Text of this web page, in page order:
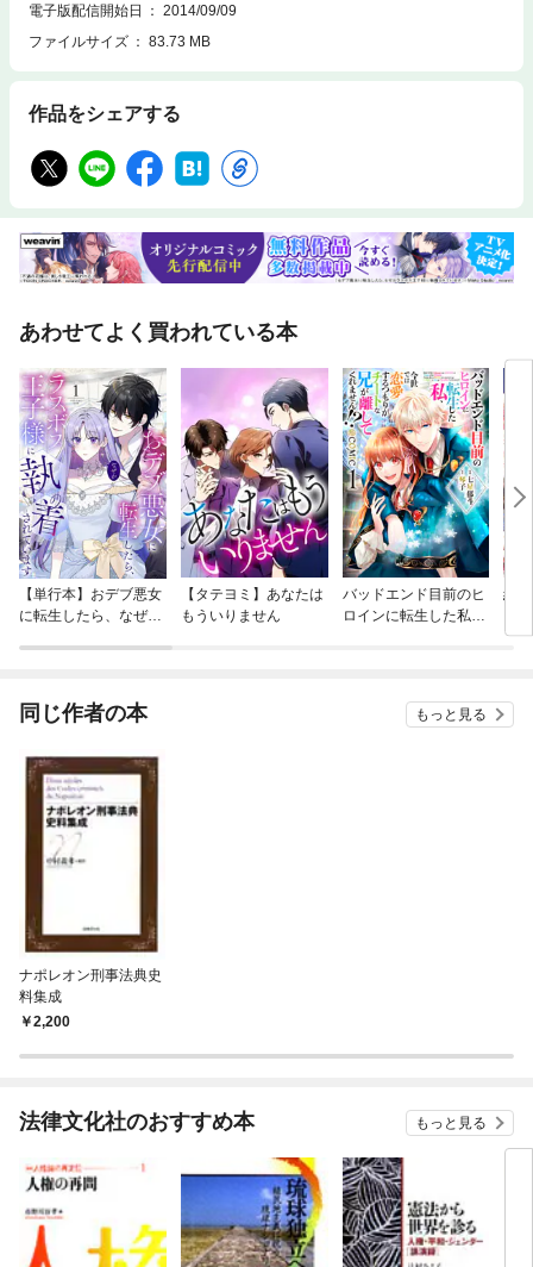
電子版配信開始日
2014/09/09
ファイルサイズ
83.73 MB
作品をシェアする
あわせてよく買われている本
【単行本】おデブ悪女
に転生したら、なぜか
【タテヨミ】あなたは
もういりません
バッドエンド目前のヒ
ロインに転生した私、
結
同じ作者の本 もっと見る
ナポレオン刑事法典史
料集成
2,200
法律文化社のおすすめ本 もっと見る